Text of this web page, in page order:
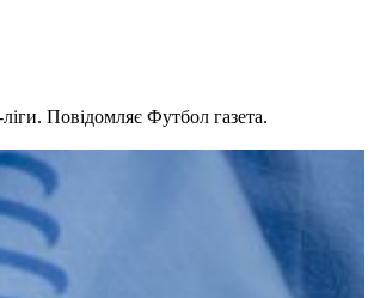
Повідомляє Футбол газета.